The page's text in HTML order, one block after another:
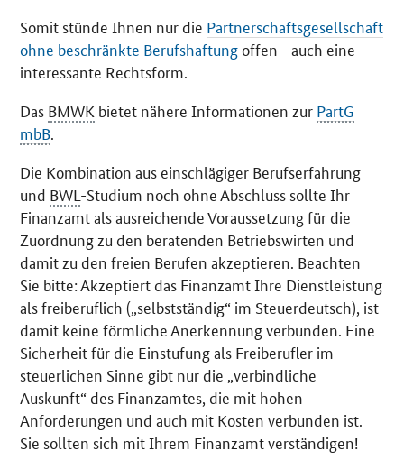
Somit stünde Ihnen nur die Partnerschaftsgesellschaft
ohne beschränkte Berufshaftungoffen - auch eine
interessante Rechtsform.
Das BMWK bietet nähere Informationen zur PartG
mbB.
Die Kombination aus einschlägiger Berufserfahrung
und BWL -Studium noch ohne Abschluss sollte Ihr
Finanzamt als ausreichende Voraussetzung für die
Zuordnung zu den beratenden Betriebswirten und
damit zu den freien Berufen akzeptieren. Beachten
Sie bitte: Akzeptiert das Finanzamt Ihre Dienstleistung
als freiberuflich („selbstständig“ im Steuerdeutsch), ist
damit keine förmliche Anerkennung verbunden. Eine
Sicherheit für die Einstufung als Freiberufler im
steuerlichen Sinne gibt nur die „verbindliche
Auskunft“ des Finanzamtes, die mit hohen
Anforderungen und auch mit Kosten verbunden ist.
Sie sollten sich mit Ihrem Finanzamt verständigen!